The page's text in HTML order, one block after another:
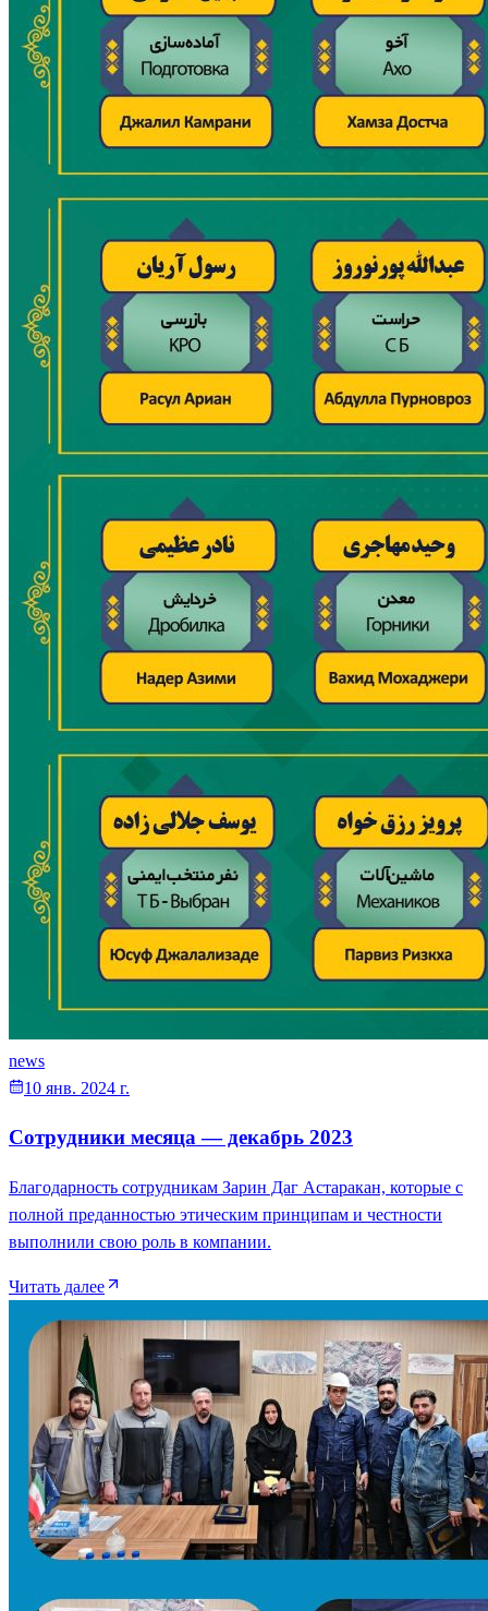
news
10 янв. 2024 г.
Сотрудники месяца — декабрь 2023
Благодарность сотрудникам Зарин Даг Астаракан, которые с
полной преданностью этическим принципам и честности
выполнили свою роль в компании.
Читать далее